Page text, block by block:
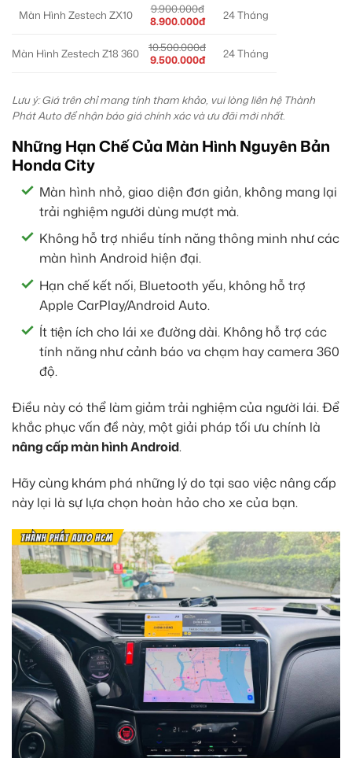
Màn Hình Zestech ZX10
9.900.000đ
8.900.000đ
24 Tháng
Màn Hình Zestech Z18 360
10.500.000đ
9.500.000đ
24 Tháng
Lưu ý: Giá trên chỉ mang tính tham khảo, vui lòng liên hệ Thành
Phát Auto để nhận báo giá chính xác và ưu đãi mới nhất.
Những Hạn Chế Của Màn Hình Nguyên Bản
Honda City
Màn hình nhỏ, giao diện đơn giản, không mang lại
trải nghiệm người dùng mượt mà.
Không hỗ trợ nhiều tính năng thông minh như các
màn hình Android hiện đại.
Hạn chế kết nối, Bluetooth yếu, không hỗ trợ
Apple CarPlay/Android Auto.
Ít tiện ích cho lái xe đường dài. Không hỗ trợ các
tính năng như cảnh báo va chạm hay camera 360
độ.
Điều này có thể làm giảm trải nghiệm của người lái. Để
khắc phục vấn đề này, một giải pháp tối ưu chính là
nâng cấp màn hình Android.
Hãy cùng khám phá những lý do tại sao việc nâng cấp
này lại là sự lựa chọn hoàn hảo cho xe của bạn.